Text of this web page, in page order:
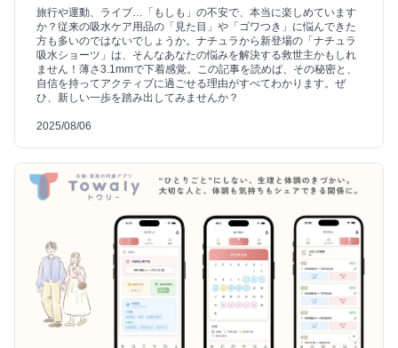
旅行や運動、ライブ…「もしも」の不安で、本当に楽しめています
か？従来の吸水ケア用品の「見た目」や「ゴワつき」に悩んできた
方も多いのではないでしょうか。ナチュラから新登場の「ナチュラ
吸水ショーツ」は、そんなあなたの悩みを解決する救世主かもしれ
ません！薄さ3.1mmで下着感覚。この記事を読めば、その秘密と、
自信を持ってアクティブに過ごせる理由がすべてわかります。ぜ
ひ、新しい一歩を踏み出してみませんか？
2025/08/06